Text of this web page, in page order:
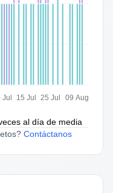
Jul 15 Jul 25 Jul 09 Aug
al día de media
Contáctanos